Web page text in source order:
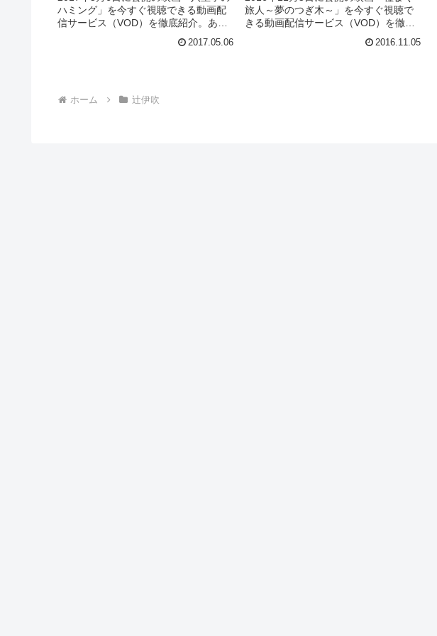
ハミング」を今すぐ視聴できる動画配
信サービス（VOD）を徹底紹介。あら
題歌の情報はもちろん、実際に見た人
2017.05.06
旅人～夢のつぎ木～」を今すぐ視聴で
きる動画配信サービス（VOD）を徹底
タッフ、主題歌の情報はもちろん、実
2016.11.05
ホーム 辻伊吹